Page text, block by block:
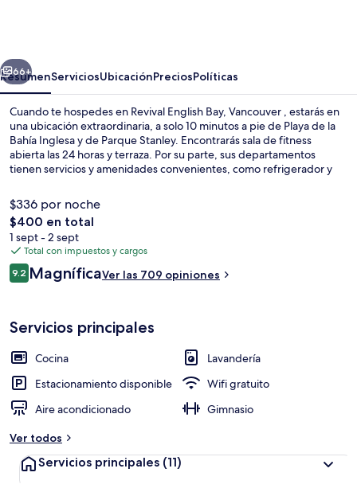
Siguiente
66+
ResumenServiciosUbicaciónPreciosPolíticas
Cuando te hospedes en Revival English Bay, Vancouver , estarás en
una ubicación extraordinaria, a solo 10 minutos a pie de Playa de la
Bahía Inglesa y de Parque Stanley. Encontrarás sala de fitness
abierta las 24 horas y terraza. Por su parte, sus departamentos
tienen servicios y amenidades convenientes, como refrigerador y
características como la ubicación.
$336 por noche
El
precio
total
es
de
$400 en total
1 sept - 2 sept
Total con impuestos y cargos
Opiniones
9.29.2 de 10,
MagníficaVer las 709 opiniones
Servicios principales
Cocina
Lavandería
Estacionamiento disponible
Wifi gratuito
Aire acondicionado
Gimnasio
Ver todos
Servicios principales (11)